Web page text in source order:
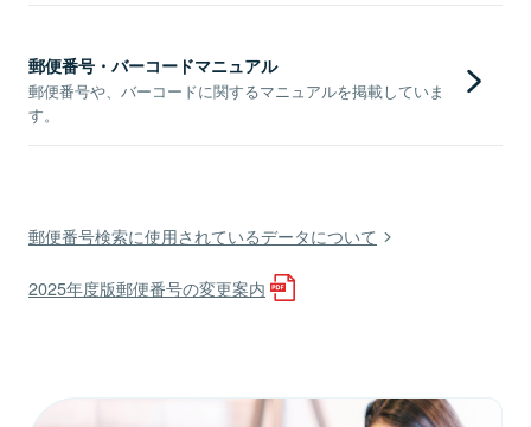
郵便番号・バーコードマニュアル
郵便番号や、バーコードに関するマニュアルを掲載していま
す。
郵便番号検索に使用されているデータについて
2025年度版郵便番号の変更案内